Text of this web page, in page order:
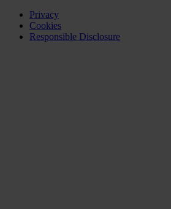
Privacy
Cookies
Responsible Disclosure